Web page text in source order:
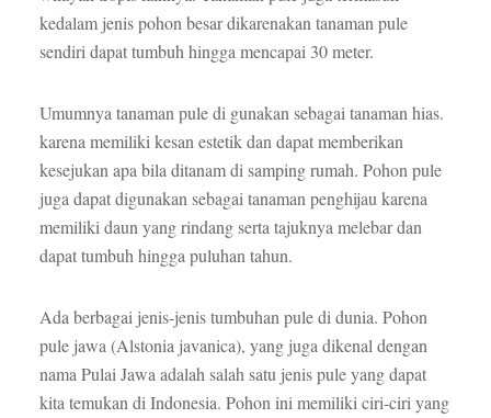
kedalam jenis pohon besar dikarenakan tanaman pule
sendiri dapat tumbuh hingga mencapai 30 meter.
Umumnya tanaman pule di gunakan sebagai tanaman hias.
karena memiliki kesan estetik dan dapat memberikan
kesejukan apa bila ditanam di samping rumah. Pohon pule
juga dapat digunakan sebagai tanaman penghijau karena
memiliki daun yang rindang serta tajuknya melebar dan
dapat tumbuh hingga puluhan tahun.
Ada berbagai jenis-jenis tumbuhan pule di dunia. Pohon
pule jawa (Alstonia javanica), yang juga dikenal dengan
nama Pulai Jawa adalah salah satu jenis pule yang dapat
kita temukan di Indonesia. Pohon ini memiliki ciri-ciri yang